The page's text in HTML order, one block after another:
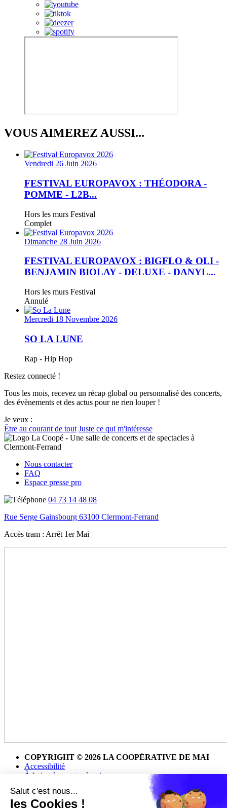
VOUS AIMEREZ AUSSI...
Vendredi 26 Juin 2026
FESTIVAL EUROPAVOX : THÉODORA -
POMME - L2B...
Hors les murs Festival
Complet
Dimanche 28 Juin 2026
FESTIVAL EUROPAVOX : BIGFLO & OLI -
BENJAMIN BIOLAY - DELUXE - DANYL...
Hors les murs Festival
Annulé
Mercredi 18 Novembre 2026
SO LA LUNE
Rap - Hip Hop
Restez connecté !
Tous les mois, recevez un récap global ou personnalisé des concerts,
des évènements et des actus pour ne rien louper !
Je veux :
Être au courant de tout Juste ce qui m'intéresse
Nous contacter
FAQ
Espace presse pro
04 73 14 48 08
Rue Serge Gainsbourg 63100 Clermont-Ferrand
Accès tram : Arrêt 1er Mai
COPYRIGHT © 2026 LA COOPÉRATIVE DE MAI
Accessibilité
À boire, à manger, à voir
Contact